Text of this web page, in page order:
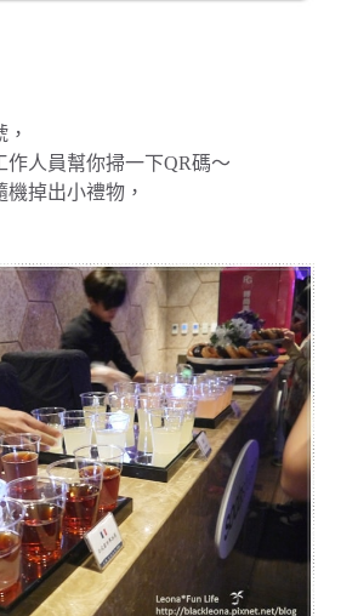
作人員幫你掃一下QR碼～
掉出小禮物，